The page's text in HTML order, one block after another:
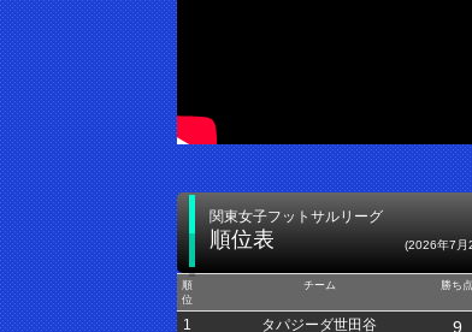
関東女子フットサルリーグ
順位表 (2026年7月
順
位
チーム 勝ち点
1 タパジーダ世田谷 9